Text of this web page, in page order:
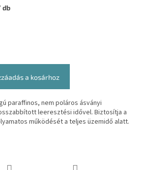
db
a kosárhoz
paraffinos, nem poláros ásványi
leeresztési idővel. Biztosítja a
működését a teljes üzemidő alatt.